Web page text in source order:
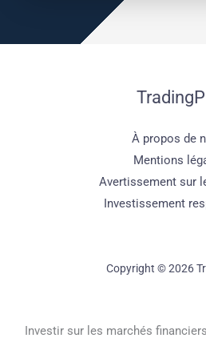
À propos de
Mentions
Avertissement sur
Investissement
Copyright © 2026
Investir sur les marchés